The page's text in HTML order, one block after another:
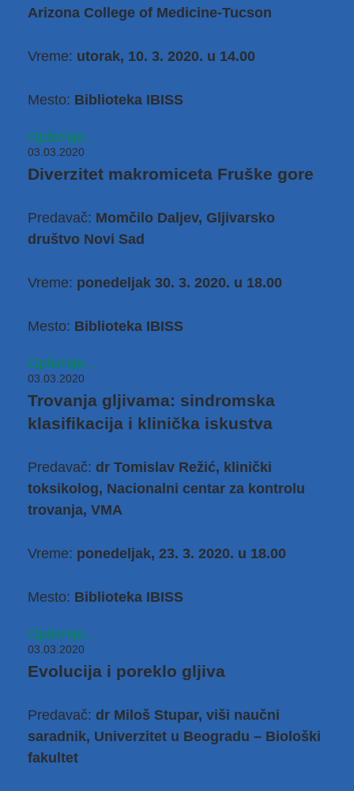
Arizona College of Medicine-Tucson
Vreme: utorak, 10. 3. 2020. u 14.00
Mesto: Biblioteka IBISS
Opširnije...
03.03.2020
Diverzitet makromiceta Fruške gore
Predavač: Momčilo Daljev, Gljivarsko
društvo Novi Sad
Vreme: ponedeljak 30. 3. 2020. u 18.00
Mesto: Biblioteka IBISS
Opširnije...
03.03.2020
Trovanja gljivama: sindromska
klasifikacija i klinička iskustva
Predavač: dr Tomislav Režić, klinički
toksikolog, Nacionalni centar za kontrolu
trovanja, VMA
Vreme: ponedeljak, 23. 3. 2020. u 18.00
Mesto: Biblioteka IBISS
Opširnije...
03.03.2020
Evolucija i poreklo gljiva
Predavač: dr Miloš Stupar, viši naučni
saradnik, Univerzitet u Beogradu – Biološki
fakultet